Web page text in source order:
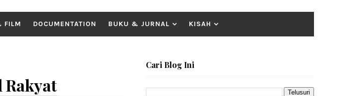
FILM DOCUMENTATION BUKU & JURNAL KISAH
Rakyat
Cari Blog Ini